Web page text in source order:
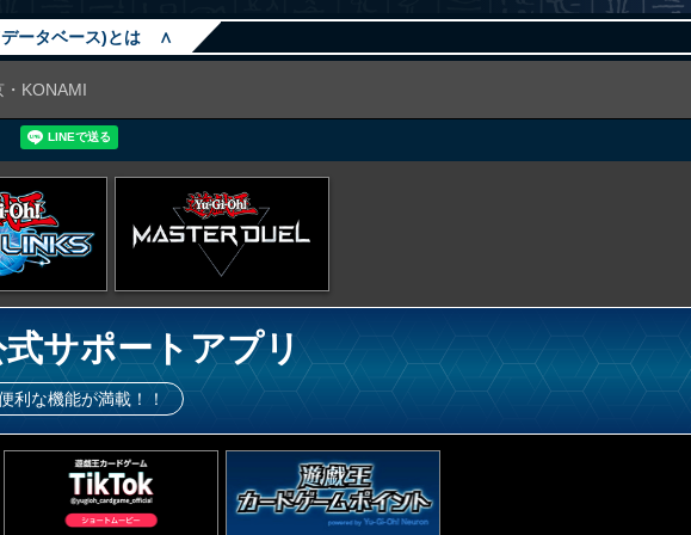
ータベース)とは ∧
KONAMI
サポートアプリ
利な機能が満載！！